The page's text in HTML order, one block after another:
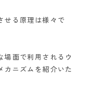
せる原理は様々で
場面で利用されるウ
カニズムを紹介いた